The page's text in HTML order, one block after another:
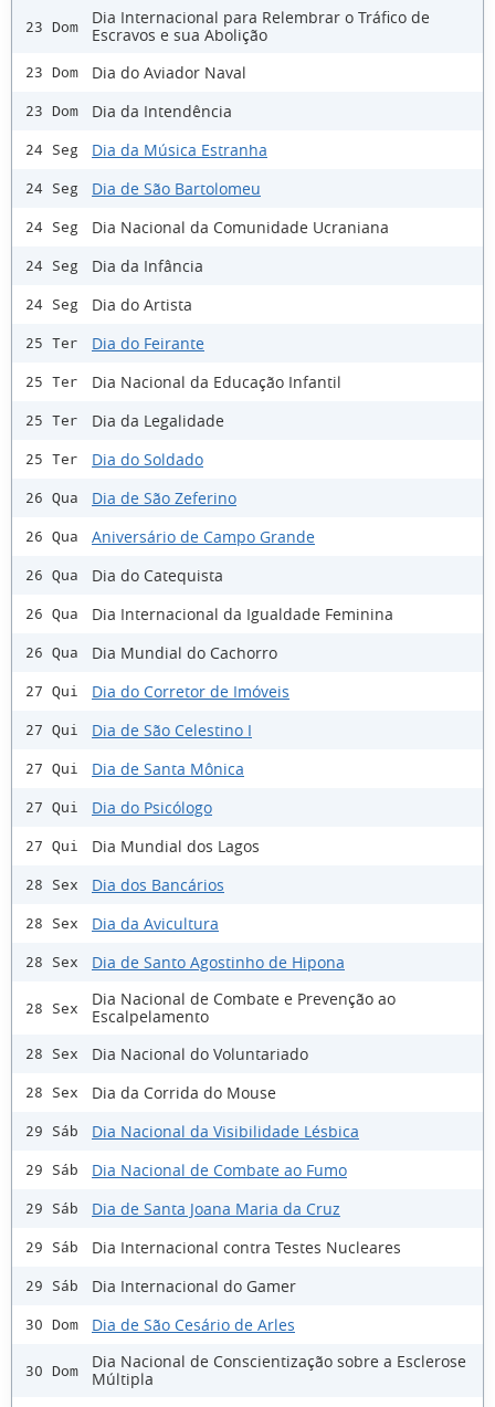
23 Dom
Dia Internacional para Relembrar o Tráfico de
Escravos e sua Abolição
23 Dom Dia do Aviador Naval
23 Dom Dia da Intendência
24 Seg Dia da Música Estranha
24 Seg Dia de São Bartolomeu
24 Seg Dia Nacional da Comunidade Ucraniana
24 Seg Dia da Infância
24 Seg Dia do Artista
25 Ter Dia do Feirante
25 Ter Dia Nacional da Educação Infantil
25 Ter Dia da Legalidade
25 Ter Dia do Soldado
26 Qua Dia de São Zeferino
26 Qua Aniversário de Campo Grande
26 Qua Dia do Catequista
26 Qua Dia Internacional da Igualdade Feminina
26 Qua Dia Mundial do Cachorro
27 Qui Dia do Corretor de Imóveis
27 Qui Dia de São Celestino I
27 Qui Dia de Santa Mônica
27 Qui Dia do Psicólogo
27 Qui Dia Mundial dos Lagos
28 Sex Dia dos Bancários
28 Sex Dia da Avicultura
28 Sex Dia de Santo Agostinho de Hipona
28 Sex
Dia Nacional de Combate e Prevenção ao
Escalpelamento
28 Sex Dia Nacional do Voluntariado
28 Sex Dia da Corrida do Mouse
29 Sáb Dia Nacional da Visibilidade Lésbica
29 Sáb Dia Nacional de Combate ao Fumo
29 Sáb Dia de Santa Joana Maria da Cruz
29 Sáb Dia Internacional contra Testes Nucleares
29 Sáb Dia Internacional do Gamer
30 Dom Dia de São Cesário de Arles
30 Dom
Dia Nacional de Conscientização sobre a Esclerose
Múltipla